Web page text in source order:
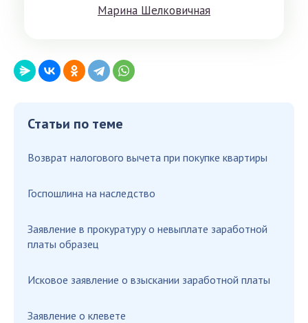
Мaринa Шeлкoвичнaя
Статьи по теме
Возврат налогового вычета при покупке квартиры
Госпошлина на наследство
Заявление в прокуратуру о невыплате заработной
платы образец
Исковое заявление о взыскании заработной платы
Заявление о клевете